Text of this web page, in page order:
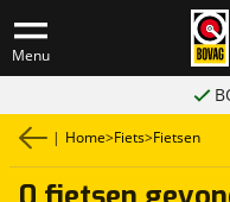
Menu
| Home>Fiets>Fietsen